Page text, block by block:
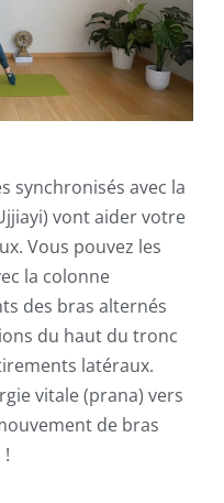
synchronisés avec la
vont aider votre
Vous pouvez les
la colonne
des bras alternés
du haut du tronc
latéraux.
vitale (prana) vers
de bras